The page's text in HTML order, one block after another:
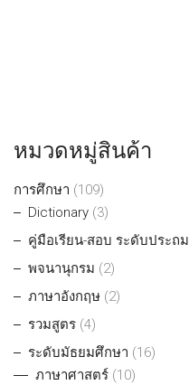
หมวดหมู่สินค้า
การศึกษา (109)
Dictionary (3)
คู่มือเรียน-สอบ ระดับประถม
พจนานุกรม (2)
ภาษาอังกฤษ (2)
รวมสูตร (4)
ระดับมัธยมศึกษา (16)
ภาษาศาสตร์ (10)